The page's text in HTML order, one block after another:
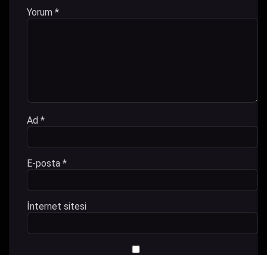
Yorum *
Ad *
E-posta *
İnternet sitesi